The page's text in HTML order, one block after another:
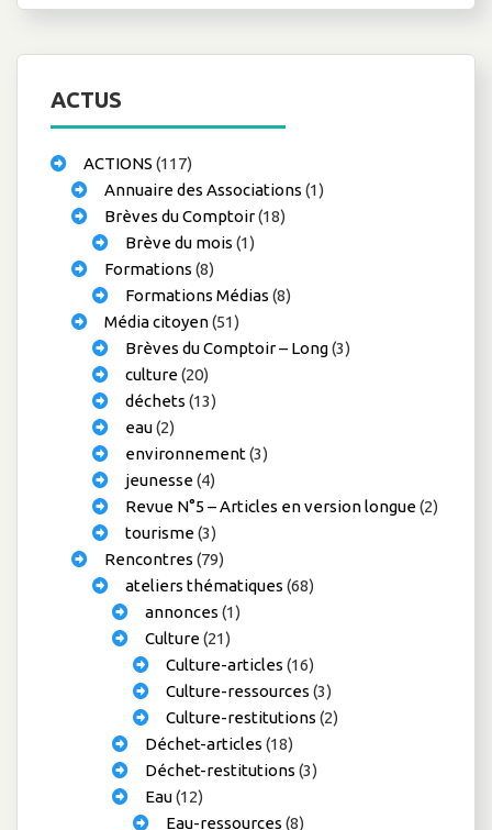
ACTUS
ACTIONS (117)
Annuaire des Associations (1)
Brèves du Comptoir(18)
Brève du mois (1)
Formations (8)
Formations Médias (8)
Média citoyen(51)
Brèves du Comptoir – Long(3)
culture(20)
déchets (13)
eau(2)
environnement(3)
jeunesse(4)
Revue N°5 – Articles en version longue(2)
tourisme(3)
Rencontres (79)
ateliers thématiques (68)
annonces (1)
Culture(21)
Culture-articles (16)
Culture-ressources (3)
Culture-restitutions (2)
Déchet-articles (18)
Déchet-restitutions (3)
Eau(12)
Eau-ressources (8)